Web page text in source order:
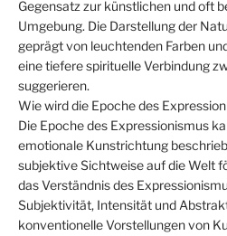
Gegensatz zur künstlichen und oft
Umgebung. Die Darstellung der
geprägt von leuchtenden Farben
eine tiefere spirituelle Verbindung
suggerieren.
Wie wird die Epoche des
Die Epoche des Expressionismus
emotionale Kunstrichtung
subjektive Sichtweise auf die Welt
das Verständnis des
Subjektivität, Intensität und
konventionelle Vorstellungen von